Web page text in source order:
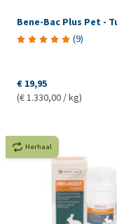
Bene-Bac Plus Pet -
(9)
€ 19,95
(€ 1.330,00 / kg)
Herhaal